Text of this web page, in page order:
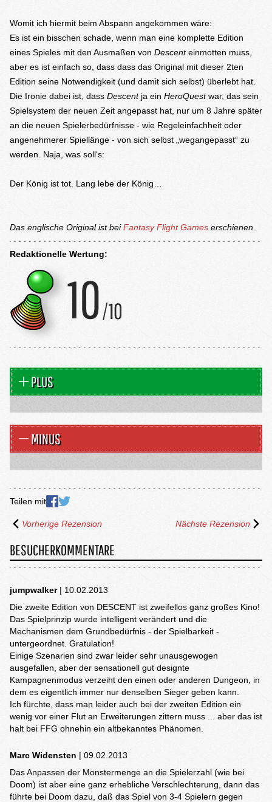
Womit ich hiermit beim Abspann angekommen wäre:
Es ist ein bisschen schade, wenn man eine komplette Edition
eines Spieles mit den Ausmaßen von Descenteinmotten muss,
aber es ist einfach so, dass dass das Original mit dieser 2ten
Edition seine Notwendigkeit (und damit sich selbst) überlebt hat.
Die Ironie dabei ist, dass Descentja ein HeroQuestwar, das sein
Spielsystem der neuen Zeit angepasst hat, nur um 8 Jahre später
an die neuen Spielerbedürfnisse - wie Regeleinfachheit oder
angenehmerer Spiellänge - von sich selbst „wegangepasst“ zu
werden. Naja, was soll‘s:
Der König ist tot. Lang lebe der König…
Das englische Original ist beiFantasy Flight Games erschienen.
Redaktionelle Wertung:
PLUS
MINUS
Teilen mit
Vorherige Rezension Nächste Rezension
BESUCHERKOMMENTARE
jumpwalker| 10.02.2013
Die zweite Edition von DESCENT ist zweifellos ganz großes Kino!
Das Spielprinzip wurde intelligent verändert und die
Mechanismen dem Grundbedürfnis - der Spielbarkeit -
untergeordnet. Gratulation!
Einige Szenarien sind zwar leider sehr unausgewogen
ausgefallen, aber der sensationell gut designte
Kampagnenmodus verzeiht den einen oder anderen Dungeon, in
dem es eigentlich immer nur denselben Sieger geben kann.
Ich fürchte, dass man leider auch bei der zweiten Edition ein
wenig vor einer Flut an Erweiterungen zittern muss ... aber das ist
halt bei FFG ohnehin ein altbekanntes Phänomen.
Marc Widensten | 09.02.2013
Das Anpassen der Monstermenge an die Spielerzahl (wie bei
Doom) ist aber eine ganz erhebliche Verschlechterung, dann das
führte bei Doom dazu, daß das Spiel von 3-4 Spielern gegen